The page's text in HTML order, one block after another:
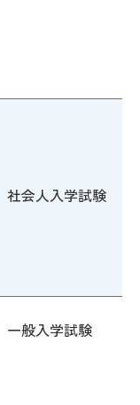
社会人入学試験
一般入学試験